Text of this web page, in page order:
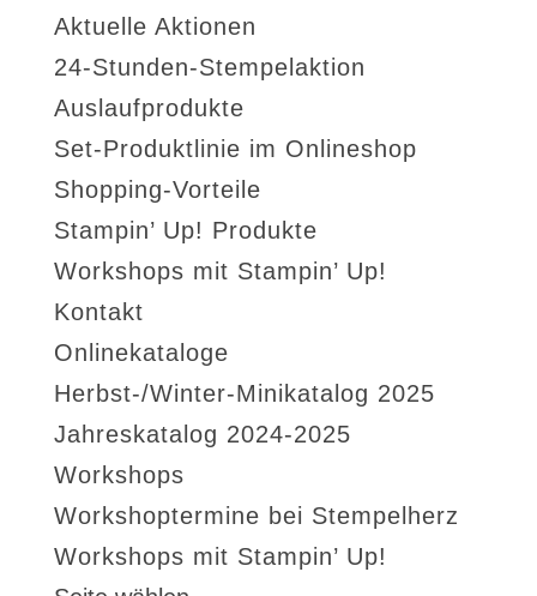
Aktuelle Aktionen
24-Stunden-Stempelaktion
Auslaufprodukte
Set-Produktlinie im Onlineshop
Shopping-Vorteile
Stampin’ Up! Produkte
Workshops mit Stampin’ Up!
Kontakt
Onlinekataloge
Herbst-/Winter-Minikatalog 2025
Jahreskatalog 2024-2025
Workshops
Workshoptermine bei Stempelherz
Workshops mit Stampin’ Up!